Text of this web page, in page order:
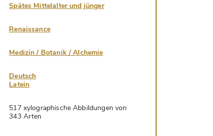
Spätes Mittelalter und jünger
Renaissance
Medizin / Botanik / Alchemie
Deutsch
Latein
517 xylographische Abbildungen von
343 Arten